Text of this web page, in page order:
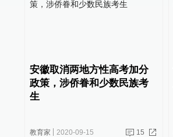
安徽取消两地方性高考加分
政策，涉侨眷和少数民族考
生
教育家 2020-09-15 15